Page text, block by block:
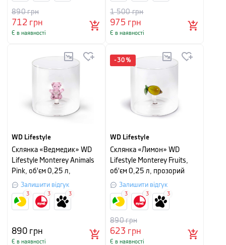
712 грн
890грн
Є в наявності
975грн
1 500грн
Є в наявності
WD Lifestyle
Склянка «Ведмедик» WD
Lifestyle Monterey Animals
Pink, об'єм 0,25 л,
прозорий
Залишити відгук
890грн
Є в наявності
3 3 3
-30 %
WD Lifestyle
Склянка «Лимон» WD
Lifestyle Monterey Fruits,
об'єм 0,25 л, прозорий
Залишити відгук
623 грн
890грн
Є в наявності
3 3 3